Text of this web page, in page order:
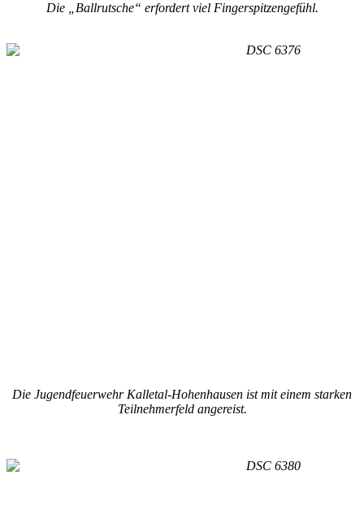
Die „Ballrutsche“ erfordert viel Fingerspitzengefühl.
Die Jugendfeuerwehr Kalletal-Hohenhausen ist mit einem starken
Teilnehmerfeld angereist.